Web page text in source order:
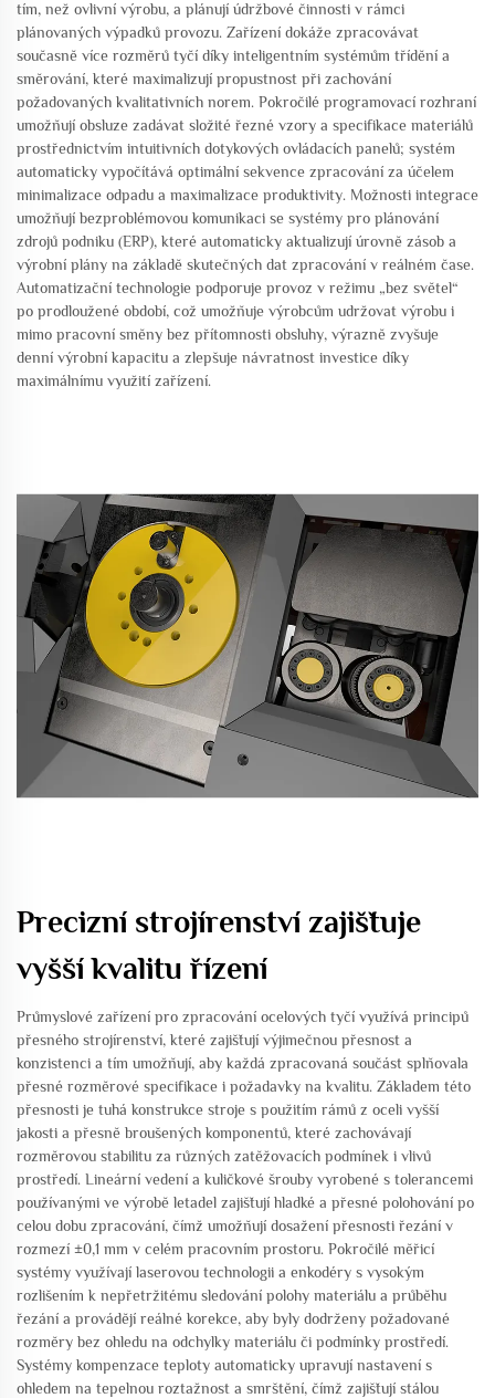
tím, než ovlivní výrobu, a plánují údržbové činnosti v rámci
plánovaných výpadků provozu. Zařízení dokáže zpracovávat
současně více rozměrů tyčí díky inteligentním systémům třídění a
směrování, které maximalizují propustnost při zachování
požadovaných kvalitativních norem. Pokročilé programovací rozhraní
umožňují obsluze zadávat složité řezné vzory a specifikace materiálů
prostřednictvím intuitivních dotykových ovládacích panelů; systém
automaticky vypočítává optimální sekvence zpracování za účelem
minimalizace odpadu a maximalizace produktivity. Možnosti integrace
umožňují bezproblémovou komunikaci se systémy pro plánování
zdrojů podniku (ERP), které automaticky aktualizují úrovně zásob a
výrobní plány na základě skutečných dat zpracování v reálném čase.
Automatizační technologie podporuje provoz v režimu „bez světel“
po prodloužené období, což umožňuje výrobcům udržovat výrobu i
mimo pracovní směny bez přítomnosti obsluhy, výrazně zvyšuje
denní výrobní kapacitu a zlepšuje návratnost investice díky
maximálnímu využití zařízení.
Precizní strojírenství zajišťuje
vyšší kvalitu řízení
Průmyslové zařízení pro zpracování ocelových tyčí využívá principů
přesného strojírenství, které zajišťují výjimečnou přesnost a
konzistenci a tím umožňují, aby každá zpracovaná součást splňovala
přesné rozměrové specifikace i požadavky na kvalitu. Základem této
přesnosti je tuhá konstrukce stroje s použitím rámů z oceli vyšší
jakosti a přesně broušených komponentů, které zachovávají
rozměrovou stabilitu za různých zatěžovacích podmínek i vlivů
prostředí. Lineární vedení a kuličkové šrouby vyrobené s tolerancemi
používanými ve výrobě letadel zajišťují hladké a přesné polohování po
celou dobu zpracování, čímž umožňují dosažení přesnosti řezání v
rozmezí ±0,1 mm v celém pracovním prostoru. Pokročilé měřicí
systémy využívají laserovou technologii a enkodéry s vysokým
rozlišením k nepřetržitému sledování polohy materiálu a průběhu
řezání a provádějí reálné korekce, aby byly dodrženy požadované
rozměry bez ohledu na odchylky materiálu či podmínky prostředí.
Systémy kompenzace teploty automaticky upravují nastavení s
ohledem na tepelnou roztažnost a smrštění, čímž zajišťují stálou